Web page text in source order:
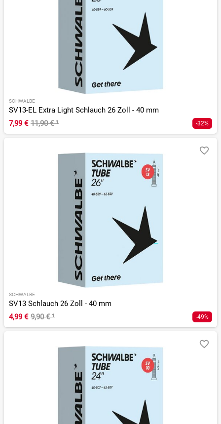
SCHWALBE
SV13-EL Extra Light Schlauch 26 Zoll - 40 mm
7,99 € 11,90 €¹ -32%
SCHWALBE
SV13 Schlauch 26 Zoll - 40 mm
4,99 € 9,90 €¹ -49%